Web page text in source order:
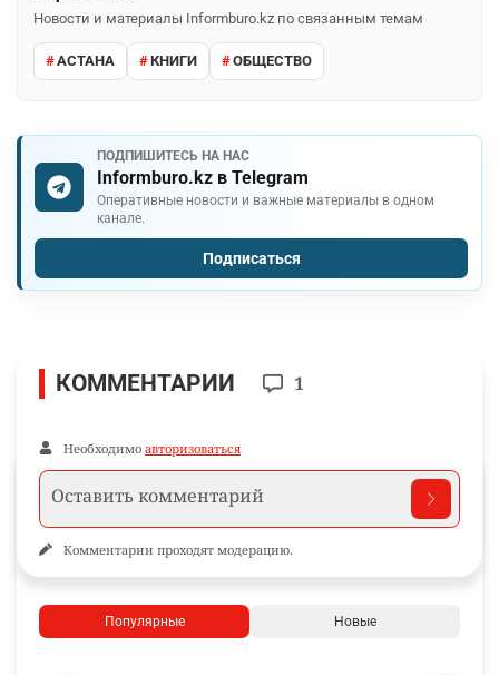
Новости и материалы Informburo.kz по связанным темам
АСТАНА КНИГИ ОБЩЕСТВО
ПОДПИШИТЕСЬ НА НАС
Informburo.kz в Telegram
Оперативные новости и важные материалы в одном
канале.
Подписаться
КОММЕНТАРИИ 1
Необходимо авторизоваться
Комментарии проходят модерацию.
Популярные Новые